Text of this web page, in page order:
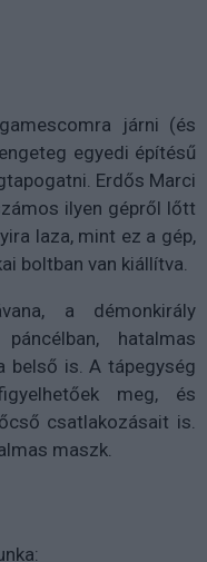
járni (és
egyedi építésű
Erdős Marci
ilyen gépről lőtt
laza, mint ez a gép,
boltban van kiállítva.
a démonkirály
hatalmas
belső is. A tápegység
meg, és
csatlakozásait is.
maszk.